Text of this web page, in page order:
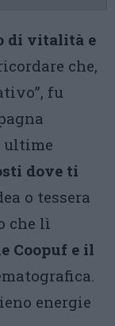
di vitalità e
che,
fu
ultime
dove ti
o tessera
che lì
Coopuf e il
energie